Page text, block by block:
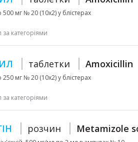
500 мг № 20 (10х2) у блістерах
за категоріями
таблетки Amoxicillin
250 мг № 20 (10х2) у блістерах
за категоріями
розчин Metamizole